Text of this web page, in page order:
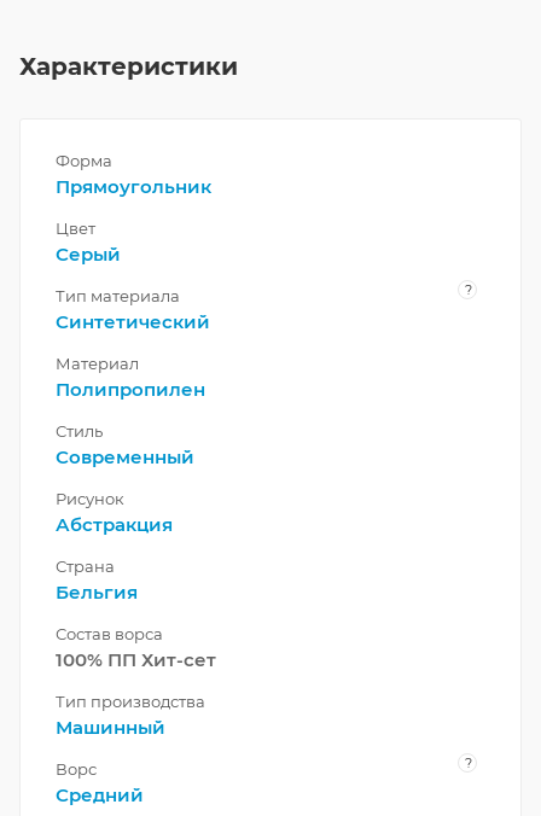
Характеристики
Форма
Прямоугольник
Цвет
Серый
Тип материала ?
Синтетический
Материал
Полипропилен
Стиль
Современный
Рисунок
Абстракция
Страна
Бельгия
Состав ворса
100% ПП Хит-сет
Тип производства
Машинный
Ворс ?
Средний